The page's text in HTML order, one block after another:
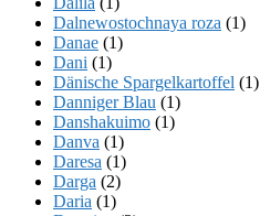
Dalnewostochnaya roza (1)
Danae (1)
Dani (1)
Dänische Spargelkartoffel (1)
Danniger Blau (1)
Danshakuimo (1)
Danva (1)
Daresa (1)
Darga (2)
Daria (1)